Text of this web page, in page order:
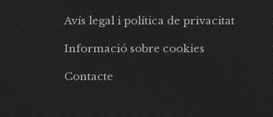
Avís legal i política de privacitat
Informació sobre cookies
Contacte